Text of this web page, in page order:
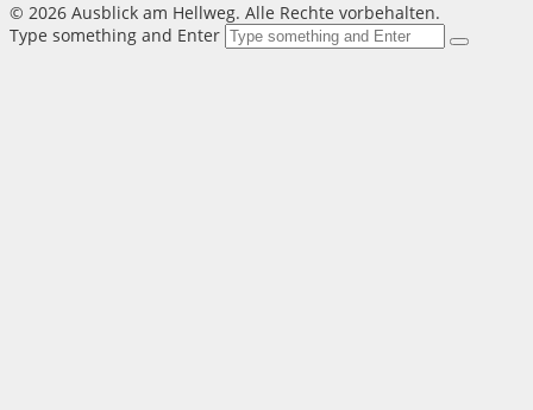
© 2026 Ausblick am Hellweg. Alle Rechte vorbehalten.
Type something and Enter